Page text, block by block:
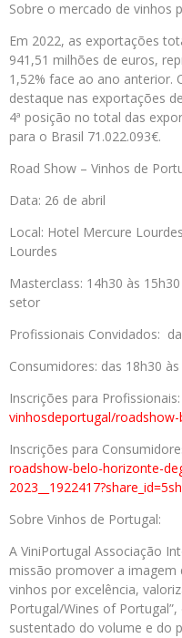
Sobre o mercado de vinhos
Em 2022, as exportações
941,51 milhões de euros,
1,52% face ao ano anterior.
destaque nas exportações
4ª posição no total das
para o Brasil 71.022.093€.
Road Show – Vinhos de
Data: 26 de abril
Local: Hotel Mercure
Lourdes
Masterclass: 14h30 às
setor
Profissionais Convidados:
Consumidores: das 18h30
Inscrições para Profissionais:
vinhosdeportugal/roadshow-
Inscrições para
roadshow-belo-horizonte-
2023__1922417?
Sobre Vinhos de Portugal:
A ViniPortugal Associação
missão promover a
vinhos por excelência,
Portugal/Wines of
sustentado do volume e do